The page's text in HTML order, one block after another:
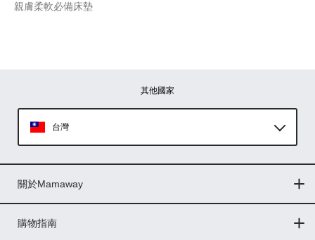
親膚柔軟必備床墊
其他國家
台灣
印尼
菲律賓
關於Mamaway
門市據點
最新消息
品牌故事
人力招募
媒體花絮
隱私權聲明
CSR企業社會責任
購物指南